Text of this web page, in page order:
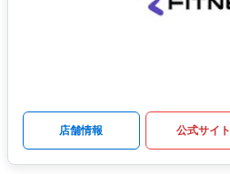
店舗情報 公式サイト